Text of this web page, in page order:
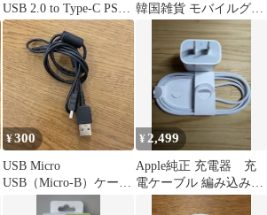
USB 2.0 to Type-C PS5
Xbox
韓国雑貨 モバイルグッ
¥300
USB Micro
USB（Micro-B）ケーブ
¥2,499
Apple純正 充電器 充
電ケーブル 編み込み式
タイプC to C